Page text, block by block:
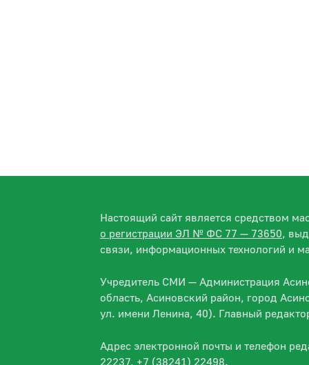
Настоящий сайт является средством
о регистрации ЭЛ № ФС 77 — 73650,
связи, информационных технологий и
Учредитель СМИ — Администрация
область, Асиновский район, город
ул. имени Ленина, 40). Главный
Адрес электронной почты и телефон
22237, +7 (38241) 22498.